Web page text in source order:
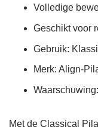
Volledige
Geschikt voor
Gebruik:
Merk: Align-
Met de Classical